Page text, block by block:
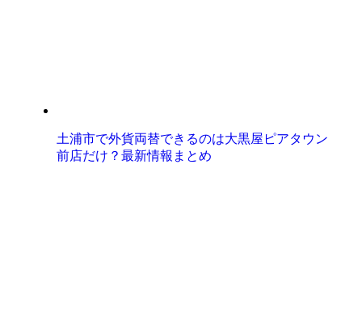
土浦市で外貨両替できるのは大黒屋ピアタウン
前店だけ？最新情報まとめ